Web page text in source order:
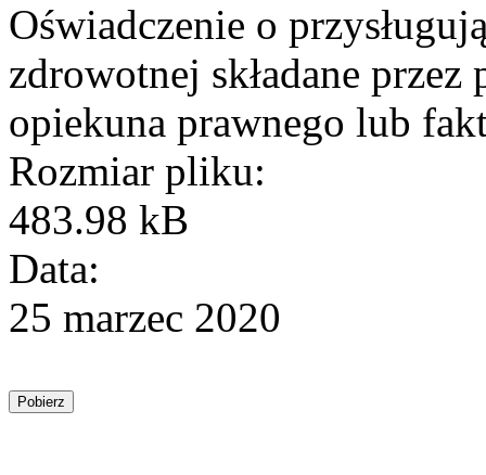
Oświadczenie o
zdrowotnej składane
opiekuna prawnego lub
Rozmiar pliku:
483.98 kB
Data:
25 marzec 2020